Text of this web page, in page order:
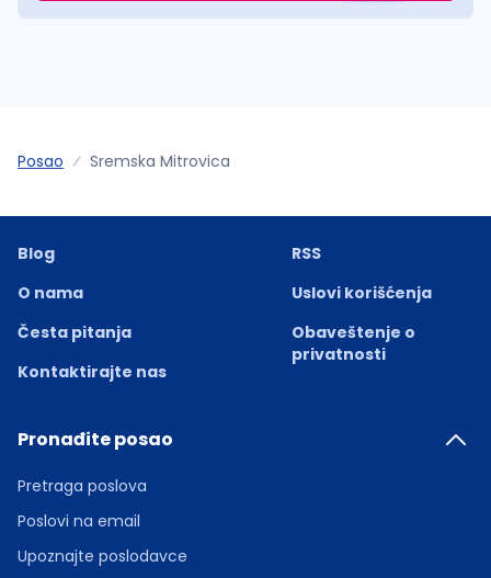
Posao Sremska Mitrovica
Blog
O nama
Česta pitanja
Kontaktirajte nas
RSS
Uslovi korišćenja
Obaveštenje o
privatnosti
Pronađite posao
Pretraga poslova
Poslovi na email
Upoznajte poslodavce